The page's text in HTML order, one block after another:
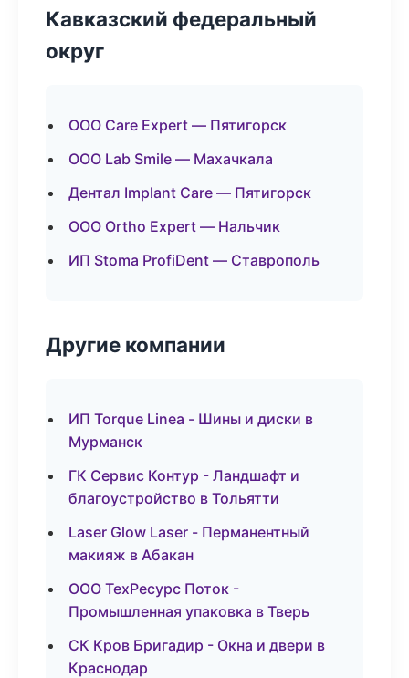
Кавказский федеральный
округ
ООО Care Expert — Пятигорск
ООО Lab Smile — Махачкала
Дентал Implant Care — Пятигорск
ООО Ortho Expert — Нальчик
ИП Stoma ProfiDent — Ставрополь
Другие компании
ИП Torque Linea - Шины и диски в
Мурманск
ГК Сервис Контур - Ландшафт и
благоустройство в Тольятти
Laser Glow Laser - Перманентный
макияж в Абакан
ООО ТехРесурс Поток -
Промышленная упаковка в Тверь
СК Кров Бригадир - Окна и двери в
Краснодар